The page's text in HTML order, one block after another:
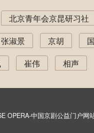
北京青年会京昆研习社
张淑景 京胡
崔伟 相声
OPERA-中国京剧公益门户网